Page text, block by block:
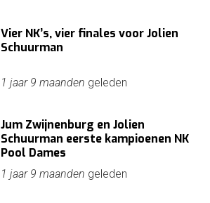
Vier NK’s, vier finales voor Jolien
Schuurman
1 jaar 9 maanden geleden
Jum Zwijnenburg en Jolien
Schuurman eerste kampioenen NK
Pool Dames
1 jaar 9 maanden geleden